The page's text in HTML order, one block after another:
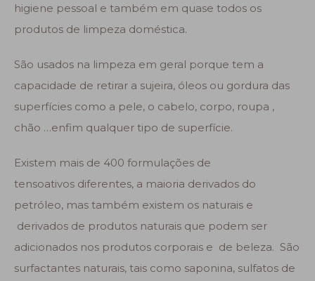
higiene pessoal e também em quase todos os
produtos de limpeza doméstica.
São usados na limpeza em geral porque tem a
capacidade de retirar a sujeira, óleos ou gordura das
superfícies como a pele, o cabelo, corpo, roupa ,
chão …enfim qualquer tipo de superfície.
Existem mais de 400 formulações de
tensoativos diferentes, a maioria derivados do
petróleo, mas também existem os naturais e
derivados de produtos naturais que podem ser
adicionados nos produtos corporais e de beleza. São
surfactantes naturais, tais como saponina, sulfatos de